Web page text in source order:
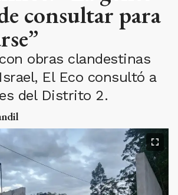
consultar para
obras clandestinas
El Eco consultó a
del Distrito 2.